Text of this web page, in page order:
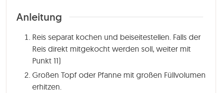
Anleitung
Reis separat kochen und beiseitestellen. Falls der
Reis direkt mitgekocht werden soll, weiter mit
Punkt 11)
Großen Topf oder Pfanne mit großen Füllvolumen
erhitzen.